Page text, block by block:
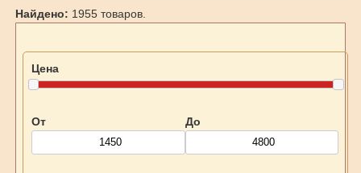
Найдено: 1955 товаров.
Цена
От До